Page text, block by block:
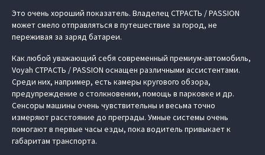
Это очень хороший показатель. Владелец СТРАСТЬ / PASSION
может смело отправляться в путешествие за город, не
переживая за заряд батареи.
Как любой уважающий себя современный премиум-автомобиль,
Voyah СТРАСТЬ / PASSION оснащен различными ассистентами.
Среди них, например, есть камеры кругового обзора,
предупреждение о столкновении, помощь в парковке и др.
Сенсоры машины очень чувствительны и весьма точно
измеряют расстояние до преграды. Умные системы очень
помогают в первые часы езды, пока водитель привыкает к
габаритам транспорта.